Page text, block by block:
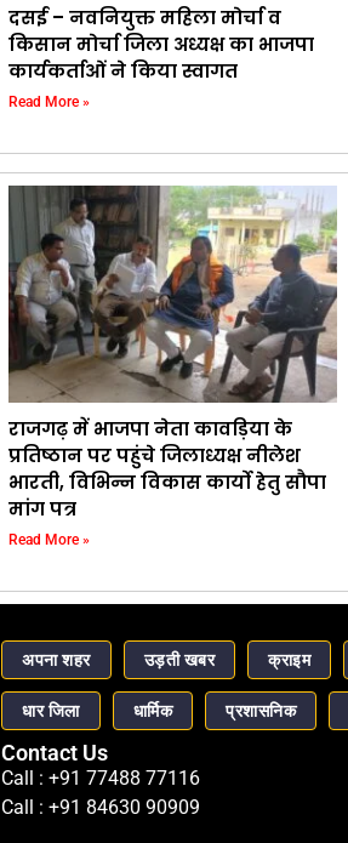
दसई – नवनियुक्त महिला मोर्चा व
किसान मोर्चा जिला अध्यक्ष का भाजपा
कार्यकर्ताओं ने किया स्वागत
Read More »
राजगढ़ में भाजपा नेता कावड़िया के
प्रतिष्ठान पर पहुंचे जिलाध्यक्ष नीलेश
भारती, विभिन्न विकास कार्यो हेतु सौपा
मांग पत्र
Read More »
अपना शहर उड़ती खबर क्राइम
धार जिला धार्मिक प्रशासनिक
Contact Us
Call : +91 77488 77116
Call : +91 84630 90909